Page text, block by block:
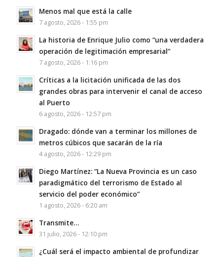
Menos mal que está la calle
7 agosto, 2026 - 1:55 pm
La historia de Enrique Julio como “una verdadera
operación de legitimación empresarial”
7 agosto, 2026 - 1:16 pm
Críticas a la licitación unificada de las dos
grandes obras para intervenir el canal de acceso
al Puerto
6 agosto, 2026 - 12:57 pm
Dragado: dónde van a terminar los millones de
metros cúbicos que sacarán de la ría
4 agosto, 2026 - 12:29 pm
Diego Martínez: “La Nueva Provincia es un caso
paradigmático del terrorismo de Estado al
servicio del poder económico”
1 agosto, 2026 - 6:20 am
Transmite…
31 julio, 2026 - 12:10 pm
¿Cuál será el impacto ambiental de profundizar